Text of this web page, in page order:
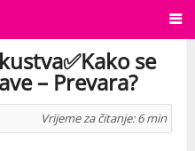
se
– Prevara?
Vrijeme za čitanje: 6 min